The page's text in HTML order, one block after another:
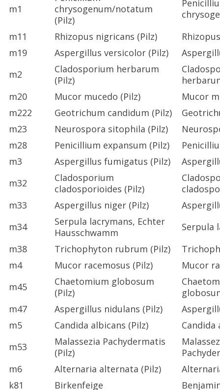
m1
chrysogenum/notatum
(Pilz)
m11
Rhizopus nigricans (Pilz)
m19
Aspergillus versicolor (Pilz)
m2
Cladosporium herbarum
(Pilz)
m20
Mucor mucedo (Pilz)
Mucor
m222
Geotrichum candidum (Pilz)
m23
Neurospora sitophila (Pilz)
m28
Penicillium expansum (Pilz)
m3
Aspergillus fumigatus (Pilz)
m32
Cladosporium
cladosporioides (Pilz)
m33
Aspergillus niger (Pilz)
m34
Serpula lacrymans, Echter
Hausschwamm
Serpula
m38
Trichophyton rubrum (Pilz)
m4
Mucor racemosus (Pilz)
Mucor
m45
Chaetomium globosum
(Pilz)
m47
Aspergillus nidulans (Pilz)
m5
Candida albicans (Pilz)
Candida
m53
Malassezia Pachydermatis
(Pilz)
m6
Alternaria alternata (Pilz)
k81
Birkenfeige